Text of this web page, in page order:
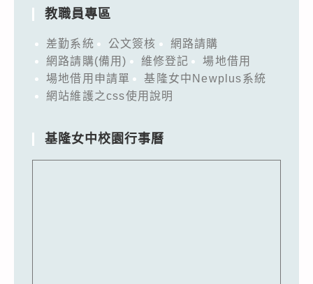
教職員專區
差勤系統 公文簽核
網路請購
網路請購(備用)
維修登記
場地借用
場地借用申請單
基隆女中Newplus系統
網站維護之css使用說明
基隆女中校園行事曆